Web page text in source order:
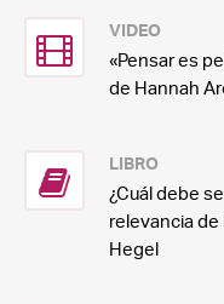
VIDEO
«Pensar es
de Hannah
LIBRO
¿Cuál debe
relevancia de
Hegel